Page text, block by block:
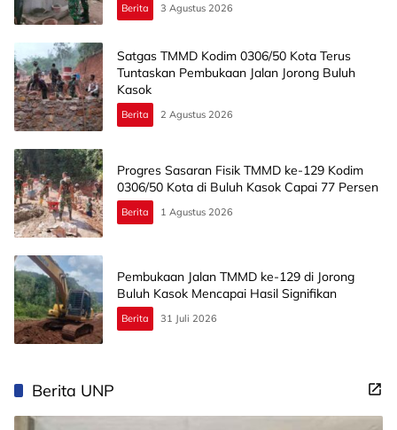
Berita 3 Agustus 2026
Satgas TMMD Kodim 0306/50 Kota Terus
Tuntaskan Pembukaan Jalan Jorong Buluh
Kasok
Berita 2 Agustus 2026
Progres Sasaran Fisik TMMD ke-129 Kodim
0306/50 Kota di Buluh Kasok Capai 77 Persen
Berita 1 Agustus 2026
Pembukaan Jalan TMMD ke-129 di Jorong
Buluh Kasok Mencapai Hasil Signifikan
Berita 31 Juli 2026
Berita UNP